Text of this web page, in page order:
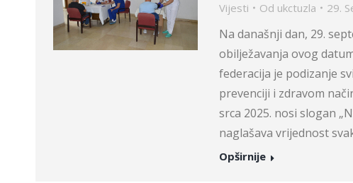
Vijesti Od ukctuzla 29.
Na današnji dan, 29.
obilježavanja ovog
federacija je podizanje
prevenciji i zdravom
srca 2025. nosi slogan
naglašava vrijednost
Opširnije